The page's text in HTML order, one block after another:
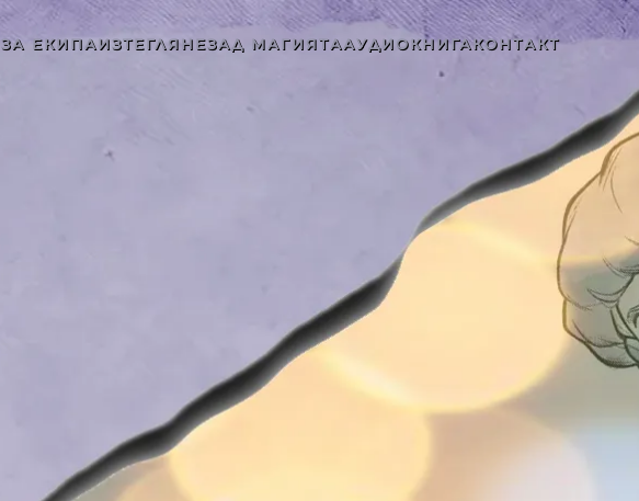
ЗА ЕКИПАИЗТЕГЛЯНЕЗАД МАГИЯТААУДИОКНИГАКОНТАКТ